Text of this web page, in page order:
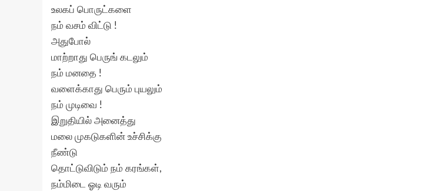
உலகப் பொருட்களை
நம் வசம் விட்டு !
அதுபோல்
மாற்றாது பெருங் கடலும்
நம் மனதை !
வளைக்காது பெரும் புயலும்
நம் முடிவை !
இறுதியில் அனைத்து
மலை முகடுகளின் உச்சிக்கு
நீண்டு
தொட்டுவிடும் நம் கரங்கள்,
நம்மிடை ஓடி வரும்